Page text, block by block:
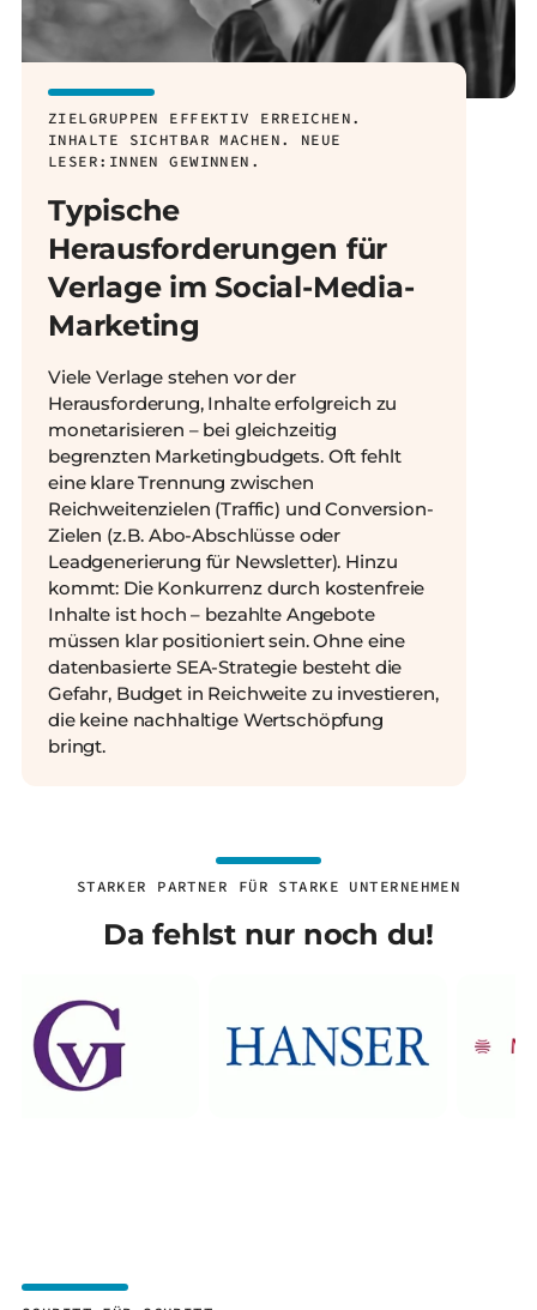
ZIELGRUPPEN EFFEKTIV ERREICHEN.
INHALTE SICHTBAR MACHEN. NEUE
LESER:INNEN GEWINNEN.
Typische
Herausforderungen für
Verlage im Social-Media-
Marketing
Viele Verlage stehen vor der
Herausforderung, Inhalte erfolgreich zu
monetarisieren – bei gleichzeitig
begrenzten Marketingbudgets. Oft fehlt
eine klare Trennung zwischen
Reichweitenzielen (Traffic) und Conversion-
Zielen (z. B. Abo-Abschlüsse oder
Leadgenerierung für Newsletter). Hinzu
kommt: Die Konkurrenz durch kostenfreie
Inhalte ist hoch – bezahlte Angebote
müssen klar positioniert sein. Ohne eine
datenbasierte SEA-Strategie besteht die
Gefahr, Budget in Reichweite zu investieren,
die keine nachhaltige Wertschöpfung
bringt.
STARKER PARTNER FÜR STARKE UNTERNEHMEN
Da fehlst nur noch du!